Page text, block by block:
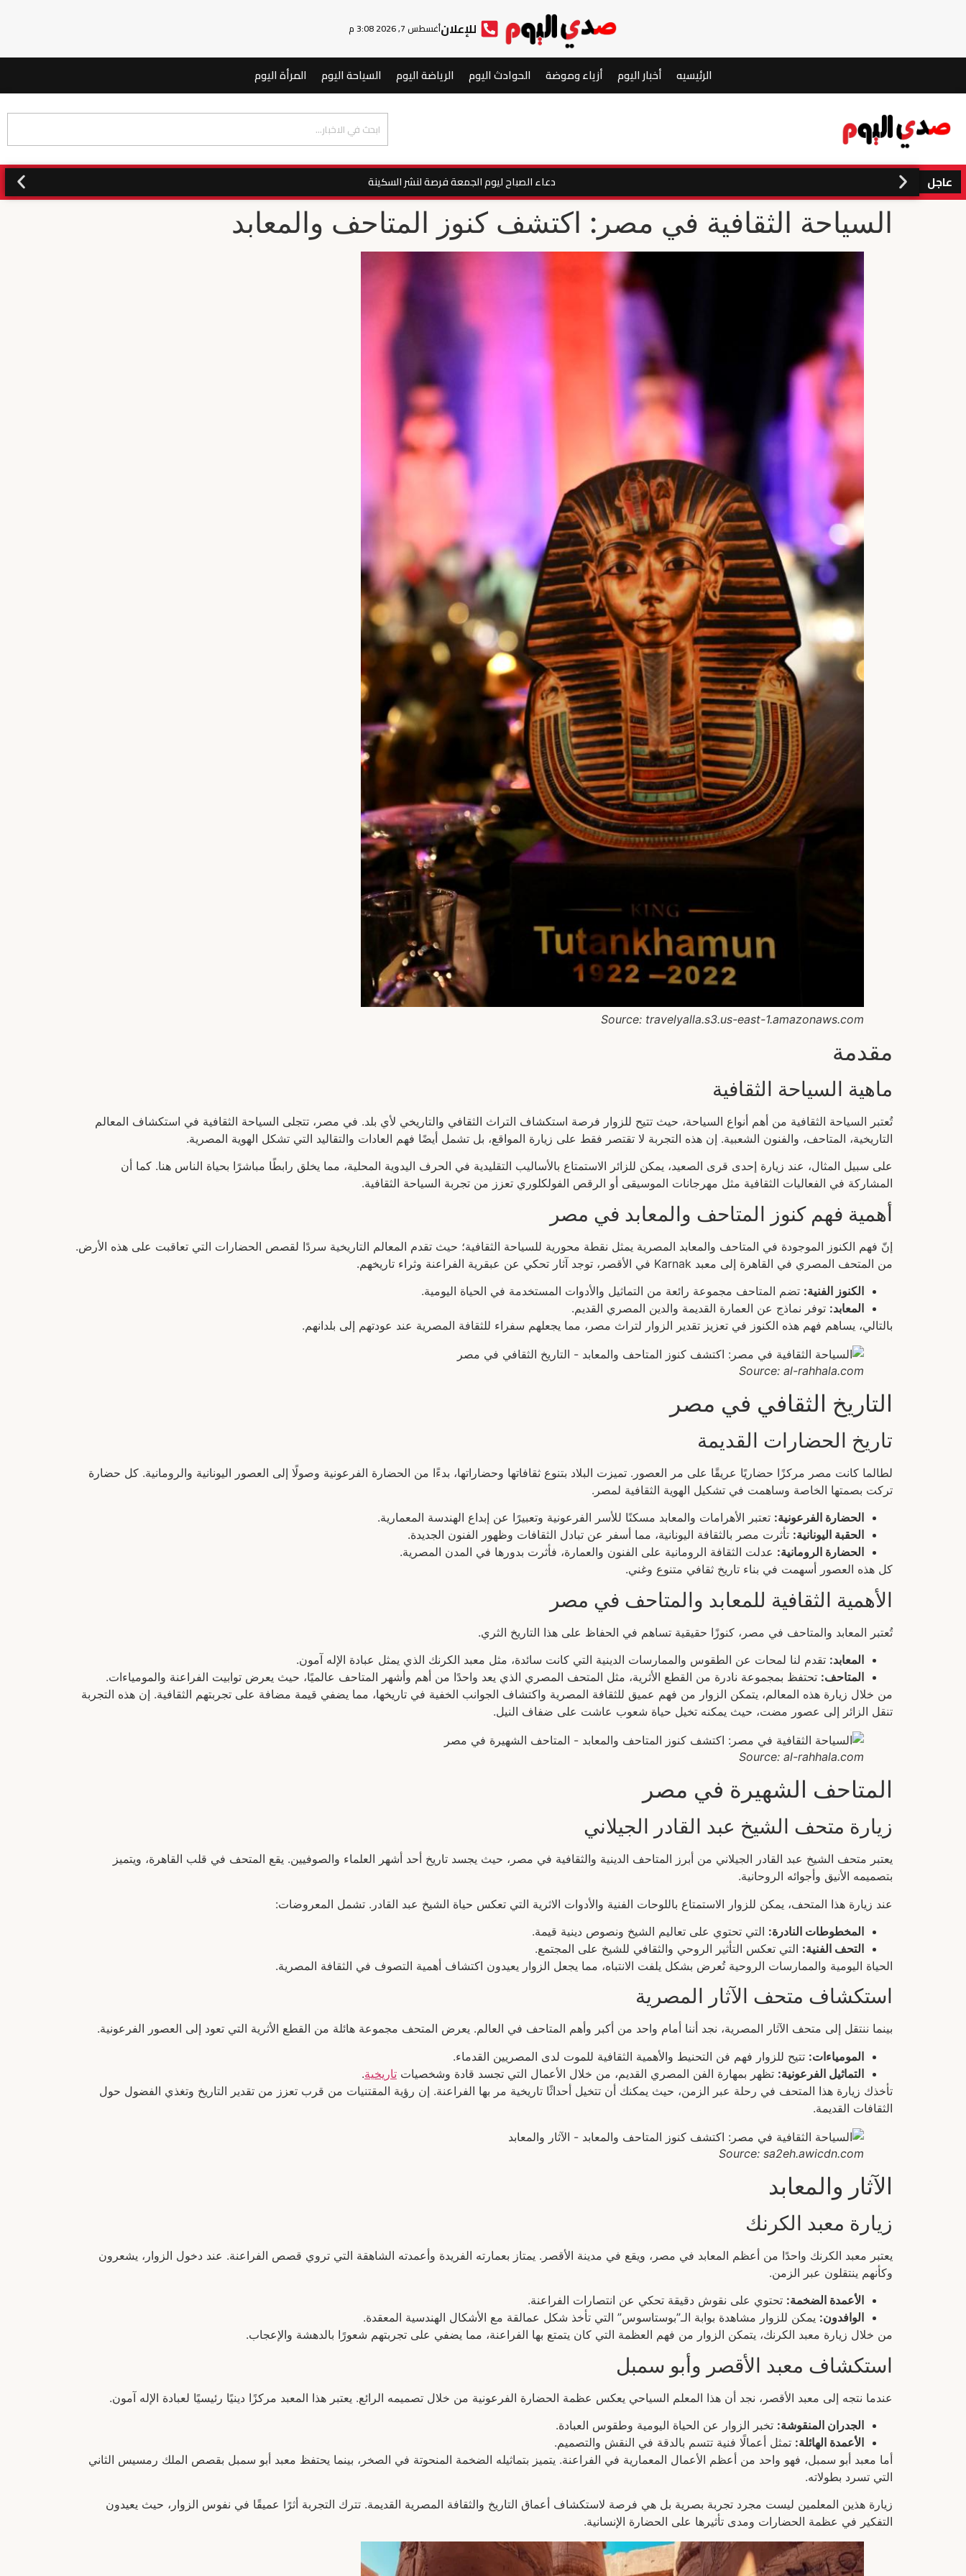
للإعلانأغسطس 7, 2026 3:08 م
الرئيسيه أخبار اليوم أزياء وموضة الحوادث اليوم الرياضة اليوم السياحة اليوم المرأة اليوم
عاجل دعاء الصباح ليوم الجمعة فرصة لنشر السكينة
السياحة الثقافية في مصر: اكتشف كنوز المتاحف والمعابد
Source: travelyalla.s3.us-east-1.amazonaws.com
مقدمة
ماهية السياحة الثقافية
تُعتبر السياحة الثقافية من أهم أنواع السياحة، حيث تتيح للزوار فرصة استكشاف التراث الثقافي والتاريخي لأي بلد. في مصر، تتجلى السياحة الثقافية في استكشاف المعالم
التاريخية، المتاحف، والفنون الشعبية. إن هذه التجربة لا تقتصر فقط على زيارة المواقع، بل تشمل أيضًا فهم العادات والتقاليد التي تشكل الهوية المصرية.
على سبيل المثال، عند زيارة إحدى قرى الصعيد، يمكن للزائر الاستمتاع بالأساليب التقليدية في الحرف اليدوية المحلية، مما يخلق رابطًا مباشرًا بحياة الناس هنا. كما أن
المشاركة في الفعاليات الثقافية مثل مهرجانات الموسيقى أو الرقص الفولكلوري تعزز من تجربة السياحة الثقافية.
أهمية فهم كنوز المتاحف والمعابد في مصر
إنّ فهم الكنوز الموجودة في المتاحف والمعابد المصرية يمثل نقطة محورية للسياحة الثقافية؛ حيث تقدم المعالم التاريخية سردًا لقصص الحضارات التي تعاقبت على هذه الأرض.
من المتحف المصري في القاهرة إلى معبد Karnak في الأقصر، توجد آثار تحكي عن عبقرية الفراعنة وثراء تاريخهم.
الكنوز الفنية: تضم المتاحف مجموعة رائعة من التماثيل والأدوات المستخدمة في الحياة اليومية.
المعابد: توفر نماذج عن العمارة القديمة والدين المصري القديم.
بالتالي، يساهم فهم هذه الكنوز في تعزيز تقدير الزوار لتراث مصر، مما يجعلهم سفراء للثقافة المصرية عند عودتهم إلى بلدانهم.
Source: al-rahhala.com
التاريخ الثقافي في مصر
تاريخ الحضارات القديمة
لطالما كانت مصر مركزًا حضاريًا عريقًا على مر العصور. تميزت البلاد بتنوع ثقافاتها وحضاراتها، بدءًا من الحضارة الفرعونية وصولًا إلى العصور اليونانية والرومانية. كل حضارة
تركت بصمتها الخاصة وساهمت في تشكيل الهوية الثقافية لمصر.
الحضارة الفرعونية: تعتبر الأهرامات والمعابد مسكنًا للأسر الفرعونية وتعبيرًا عن إبداع الهندسة المعمارية.
الحقبة اليونانية: تأثرت مصر بالثقافة اليونانية، مما أسفر عن تبادل الثقافات وظهور الفنون الجديدة.
الحضارة الرومانية: عدلت الثقافة الرومانية على الفنون والعمارة، فأثرت بدورها في المدن المصرية.
كل هذه العصور أسهمت في بناء تاريخ ثقافي متنوع وغني.
الأهمية الثقافية للمعابد والمتاحف في مصر
تُعتبر المعابد والمتاحف في مصر، كنوزًا حقيقية تساهم في الحفاظ على هذا التاريخ الثري.
المعابد: تقدم لنا لمحات عن الطقوس والممارسات الدينية التي كانت سائدة، مثل معبد الكرنك الذي يمثل عبادة الإله آمون.
المتاحف: تحتفظ بمجموعة نادرة من القطع الأثرية، مثل المتحف المصري الذي يعد واحدًا من أهم وأشهر المتاحف عالميًا، حيث يعرض توابيت الفراعنة والمومياءات.
من خلال زيارة هذه المعالم، يتمكن الزوار من فهم عميق للثقافة المصرية واكتشاف الجوانب الخفية في تاريخها، مما يضفي قيمة مضافة على تجربتهم الثقافية. إن هذه التجربة
تنقل الزائر إلى عصور مضت، حيث يمكنه تخيل حياة شعوب عاشت على ضفاف النيل.
Source: al-rahhala.com
المتاحف الشهيرة في مصر
زيارة متحف الشيخ عبد القادر الجيلاني
يعتبر متحف الشيخ عبد القادر الجيلاني من أبرز المتاحف الدينية والثقافية في مصر، حيث يجسد تاريخ أحد أشهر العلماء والصوفيين. يقع المتحف في قلب القاهرة، ويتميز
بتصميمه الأنيق وأجوائه الروحانية.
عند زيارة هذا المتحف، يمكن للزوار الاستمتاع باللوحات الفنية والأدوات الاثرية التي تعكس حياة الشيخ عبد القادر. تشمل المعروضات:
المخطوطات النادرة: التي تحتوي على تعاليم الشيخ ونصوص دينية قيمة.
التحف الفنية: التي تعكس التأثير الروحي والثقافي للشيخ على المجتمع.
الحياة اليومية والممارسات الروحية تُعرض بشكل يلفت الانتباه، مما يجعل الزوار يعيدون اكتشاف أهمية التصوف في الثقافة المصرية.
استكشاف متحف الآثار المصرية
بينما ننتقل إلى متحف الآثار المصرية، نجد أننا أمام واحد من أكبر وأهم المتاحف في العالم. يعرض المتحف مجموعة هائلة من القطع الأثرية التي تعود إلى العصور الفرعونية.
المومياءات: تتيح للزوار فهم فن التحنيط والأهمية الثقافية للموت لدى المصريين القدماء.
التماثيل الفرعونية: تظهر بمهارة الفن المصري القديم، من خلال الأعمال التي تجسد قادة وشخصيات تاريخية.
تأخذك زيارة هذا المتحف في رحلة عبر الزمن، حيث يمكنك أن تتخيل أحداثًا تاريخية مر بها الفراعنة. إن رؤية المقتنيات من قرب تعزز من تقدير التاريخ وتغذي الفضول حول
الثقافات القديمة.
Source: sa2eh.awicdn.com
الآثار والمعابد
زيارة معبد الكرنك
يعتبر معبد الكرنك واحدًا من أعظم المعابد في مصر، ويقع في مدينة الأقصر. يمتاز بعمارته الفريدة وأعمدته الشاهقة التي تروي قصص الفراعنة. عند دخول الزوار، يشعرون
وكأنهم ينتقلون عبر الزمن.
الأعمدة الضخمة: تحتوي على نقوش دقيقة تحكي عن انتصارات الفراعنة.
الوافدون: يمكن للزوار مشاهدة بوابة الـ”بوستاسوس” التي تأخذ شكل عمالقة مع الأشكال الهندسية المعقدة.
من خلال زيارة معبد الكرنك، يتمكن الزوار من فهم العظمة التي كان يتمتع بها الفراعنة، مما يضفي على تجربتهم شعورًا بالدهشة والإعجاب.
استكشاف معبد الأقصر وأبو سمبل
عندما نتجه إلى معبد الأقصر، نجد أن هذا المعلم السياحي يعكس عظمة الحضارة الفرعونية من خلال تصميمه الرائع. يعتبر هذا المعبد مركزًا دينيًا رئيسيًا لعبادة الإله آمون.
الجدران المنقوشة: تخبر الزوار عن الحياة اليومية وطقوس العبادة.
الأعمدة الهائلة: تمثل أعمالًا فنية تتسم بالدقة في النقش والتصميم.
أما معبد أبو سمبل، فهو واحد من أعظم الأعمال المعمارية في الفراعنة. يتميز بتماثيله الضخمة المنحوتة في الصخر، بينما يحتفظ معبد أبو سمبل بقصص الملك رمسيس الثاني
التي تسرد بطولاته.
زيارة هذين المعلمين ليست مجرد تجربة بصرية بل هي فرصة لاستكشاف أعماق التاريخ والثقافة المصرية القديمة. تترك التجربة أثرًا عميقًا في نفوس الزوار، حيث يعيدون
التفكير في عظمة الحضارات ومدى تأثيرها على الحضارة الإنسانية.